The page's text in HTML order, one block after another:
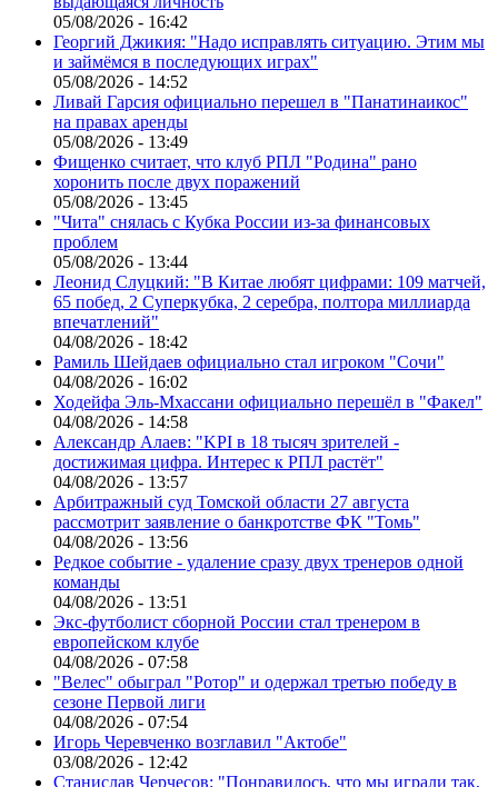
05/08/2026 - 16:42
Георгий Джикия: "Надо исправлять ситуацию. Этим мы
и займёмся в последующих играх"
05/08/2026 - 14:52
Ливай Гарсия официально перешел в "Панатинаикос"
на правах аренды
05/08/2026 - 13:49
Фищенко считает, что клуб РПЛ "Родина" рано
хоронить после двух поражений
05/08/2026 - 13:45
"Чита" снялась с Кубка России из-за финансовых
проблем
05/08/2026 - 13:44
Леонид Слуцкий: "В Китае любят цифрами: 109 матчей,
65 побед, 2 Суперкубка, 2 серебра, полтора миллиарда
впечатлений"
04/08/2026 - 18:42
Рамиль Шейдаев официально стал игроком "Сочи"
04/08/2026 - 16:02
Ходейфа Эль-Мхассани официально перешёл в "Факел"
04/08/2026 - 14:58
Александр Алаев: "KPI в 18 тысяч зрителей -
достижимая цифра. Интерес к РПЛ растёт"
04/08/2026 - 13:57
Арбитражный суд Томской области 27 августа
рассмотрит заявление о банкротстве ФК "Томь"
04/08/2026 - 13:56
Редкое событие - удаление сразу двух тренеров одной
команды
04/08/2026 - 13:51
Экс-футболист сборной России стал тренером в
европейском клубе
04/08/2026 - 07:58
"Велес" обыграл "Ротор" и одержал третью победу в
сезоне Первой лиги
04/08/2026 - 07:54
Игорь Черевченко возглавил "Актобе"
03/08/2026 - 12:42
Станислав Черчесов: "Понравилось, что мы играли так,